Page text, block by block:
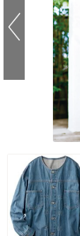
寝具・ベッド
カーテン・ラグ
美容・健康・サ
制服・スクール
制服・学生服
ジュニア・ティ
大きいサイズ
大きいサイズ通
大きいサイズ
大きいサイズ
大きいサイズ メ
大きいサイズ 事
バーゲン
バーゲンセール
シークレットセ
商品カテゴリ
カタログ・チ
デジタルカタ
カタログ無料
ジュニア・ティ
大きいサイズ
大きいサイズ
大きいサイズ
大きいサイズ
バーゲンセール
シークレットセ
詳細検索
商品カテゴリ
カタログ・チ
デジタルカタロ
カタログ無料
会員メニュー